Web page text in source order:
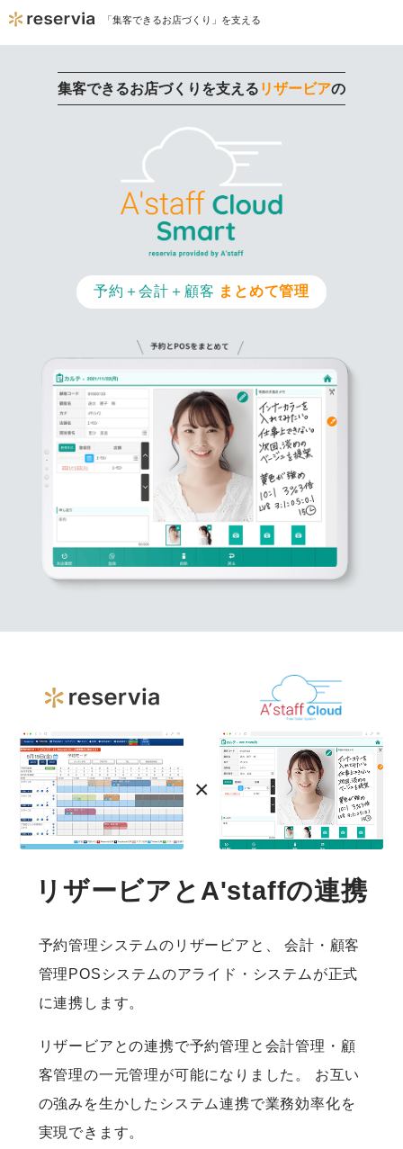
「集客できるお店づくり」を支える
集客できるお店づくりを支える リザービアの
予約＋会計＋顧客 まとめて管理
リザービアとA'staffの連携
予約管理システムのリザービアと、
会計・顧客
管理POSシステムのアライド・システムが正式
に連携します。
リザービアとの連携で予約管理と会計管理・顧
客管理の一元管理が可能になりました。
お互い
の強みを生かしたシステム連携で業務効率化を
実現できます。